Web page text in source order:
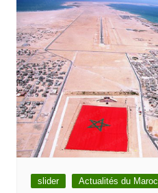
slider Actualités du Maroc